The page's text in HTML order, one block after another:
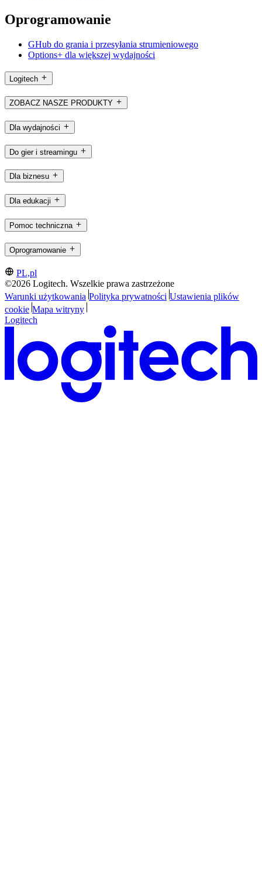
Oprogramowanie
GHub do grania i przesyłania strumieniowego
Options+ dla większej wydajności
Logitech
ZOBACZ NASZE PRODUKTY
Dla wydajności
Do gier i streamingu
Dla biznesu
Dla edukacji
Pomoc techniczna
Oprogramowanie
PL,pl
©2026 Logitech. Wszelkie prawa zastrzeżone
Warunki użytkowania Polityka prywatności Ustawienia plików
cookie Mapa witryny
Logitech